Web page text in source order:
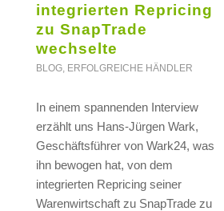
integrierten Repricing
zu SnapTrade
wechselte
BLOG, ERFOLGREICHE HÄNDLER
In einem spannenden Interview
erzählt uns Hans-Jürgen Wark,
Geschäftsführer von Wark24, was
ihn bewogen hat, von dem
integrierten Repricing seiner
Warenwirtschaft zu SnapTrade zu